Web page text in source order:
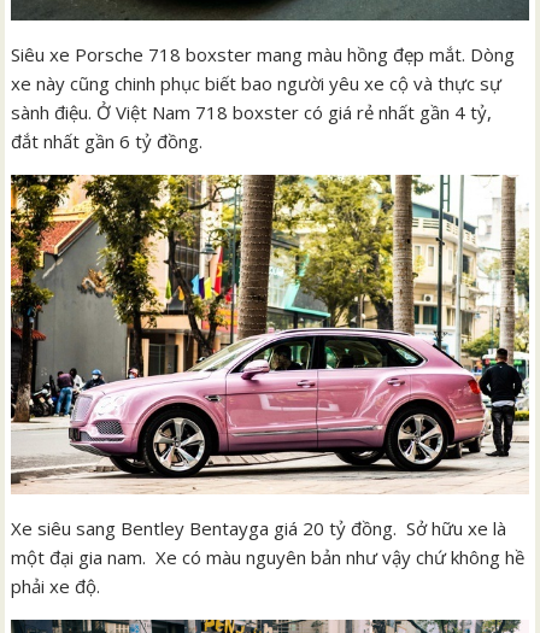
Siêu xe Porsche 718 boxster mang màu hồng đẹp mắt. Dòng
xe này cũng chinh phục biết bao người yêu xe cộ và thực sự
sành điệu. Ở Việt Nam 718 boxster có giá rẻ nhất gần 4 tỷ,
đắt nhất gần 6 tỷ đồng.
Xe siêu sang Bentley Bentayga giá 20 tỷ đồng. Sở hữu xe là
một đại gia nam. Xe có màu nguyên bản như vậy chứ không hề
phải xe độ.